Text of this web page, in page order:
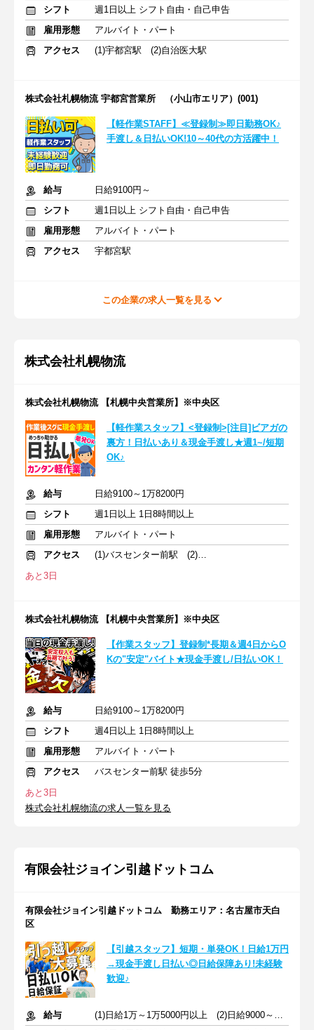
シフト
週1日以上 シフト自由・自己申告
雇用形態
アルバイト・パート
アクセス
(1)宇都宮駅 (2)自治医大駅
株式会社札幌物流 宇都宮営業所 （小山市エリア）(001)
【軽作業STAFF】≪登録制≫即日勤務OK♪
手渡し＆日払いOK!10～40代の方活躍中！
給与
日給9100円～
シフト
週1日以上 シフト自由・自己申告
雇用形態
アルバイト・パート
アクセス
宇都宮駅
この企業の求人一覧を見る
株式会社札幌物流
株式会社札幌物流 【札幌中央営業所】※中央区
【軽作業スタッフ】<登録制>[注目]ビアガの
裏方！日払いあり＆現金手渡し★週1~/短期
OK♪
給与
日給9100～1万8200円
シフト
週1日以上 1日8時間以上
雇用形態
アルバイト・パート
アクセス
(1)バスセンター前駅 (2)さっぽろ駅
あと3日
株式会社札幌物流 【札幌中央営業所】※中央区
【作業スタッフ】登録制*長期＆週4日からO
Kの"安定"バイト★現金手渡し/日払いOK！
給与
日給9100～1万8200円
シフト
週4日以上 1日8時間以上
雇用形態
アルバイト・パート
アクセス
バスセンター前駅 徒歩5分
あと3日
株式会社札幌物流の求人一覧を見る
有限会社ジョイン引越ドットコム
有限会社ジョイン引越ドットコム 勤務エリア：名古屋市天白
区
【引越スタッフ】短期・単発OK！日給1万円
→現金手渡し日払い◎日給保障あり!未経験
歓迎♪
給与
(1)日給1万～1万5000円以上 (2)日給9000～9500円以上